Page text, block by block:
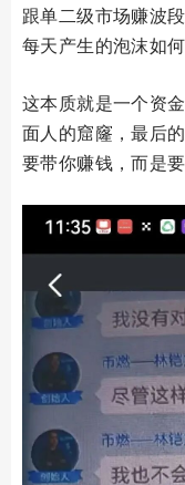
跟单二级市场赚波
每天产生的泡沫如
这本质就是一个资
面人的窟窿，最后
要带你赚钱，而是要